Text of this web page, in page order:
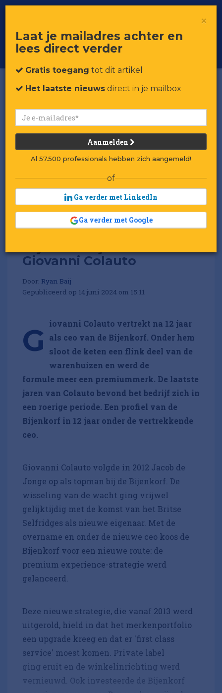
Voor professionals in retail & brands
Toggle
Giovanni Colauto
Door: Ryan Baij
Gepubliceerd op 14 juni 2024 om 15:11
G
iovanni Colauto vertrekt na 12 jaar
als ceo van de Bijenkorf. Onder hem
sloot de keten een flink deel van de
warenhuizen en werd de
formule meer een premiummerk. De laatste
jaren van Colauto bevond het bedrijf zich in
een roerige periode. Een profiel van de
Bijenkorf in 12 jaar onder de vertrekkende
ceo.
Giovanni Colauto volgde in 2012 Jacob de
Jonge op als topman bij de Bijenkorf. De
wisseling van de wacht ging vrijwel
gelijktijdig met de komst van het Britse
Selfridges als nieuwe eigenaar. Met de
overname en onder de nieuwe ceo koos de
Bijenkorf voor een nieuwe route: de
premium experience-strategie werd
gelanceerd.
Deze nieuwe strategie, die vanaf 2013 werd
uitgerold, hield in dat het merkenportfolio
een upgrade kreeg en dat er 'first class
service' moest komen. Private label
ging eruit en de winkelinrichting werd
vernieuwd. Ook investeerde de Bijenkorf
×
Laat je mailadres achter en
lees direct verder
Gratis toegang tot dit artikel
Het laatste nieuws direct in je mailbox
Aanmelden
Al 57.500 professionals hebben zich aangemeld!
of
Ga verder met LinkedIn
Ga verder met Google